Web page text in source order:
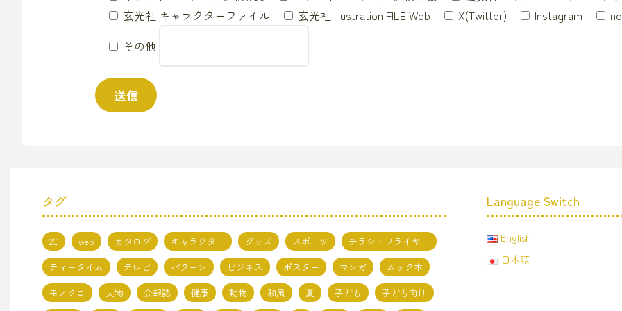
玄光社 キャラクターファイル
玄光社 illustration FILE Web X(Twitter) Instagram
その他
タグ
2C web カタログ キャラクター グッズ スポーツ
チラシ・フライヤー
ティータイム
テレビ パターン ビジネス ポスター マンガ
ムック本
モノクロ
人物 会報誌 健康 動物 和風 夏 子ども 子ども向け
Language Switch
English
日本語